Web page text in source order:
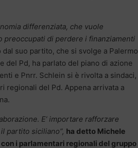
differenziata, che vuole
preoccupati di perdere i finanziamenti
suo partito, che si svolge a Palermo
del Pd, ha parlato del piano di azione
e Pnrr. Schlein si è rivolta a sindaci,
regionali del Pd. Appena arrivata a
E’ importare rafforzare
partito siciliano”, ha detto Michele
i parlamentari regionali del gruppo